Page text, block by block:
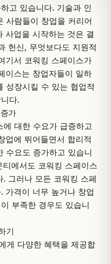
고 있습니다. 기술과 인
사람들이 창업을 커리어
사업을 시작하는 것은 결
헌신, 무엇보다도 지원적
기서 코워킹 스페이스가
이스는 창업자들이 일하
성장시킬 수 있는 협업적
다.
가
대한 수요가 급증하고
업에 뛰어들면서 합리적
수요도 증가하고 있습니
에서도 코워킹 스페이스
그러나 모든 코워킹 스페
가격이 너무 높거나 창업
부족한 경우도 있습니
기
게 다양한 혜택을 제공합